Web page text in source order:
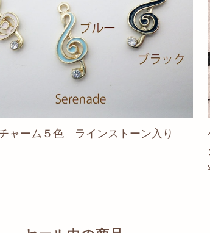
ャーム５色 ラインストーン入り